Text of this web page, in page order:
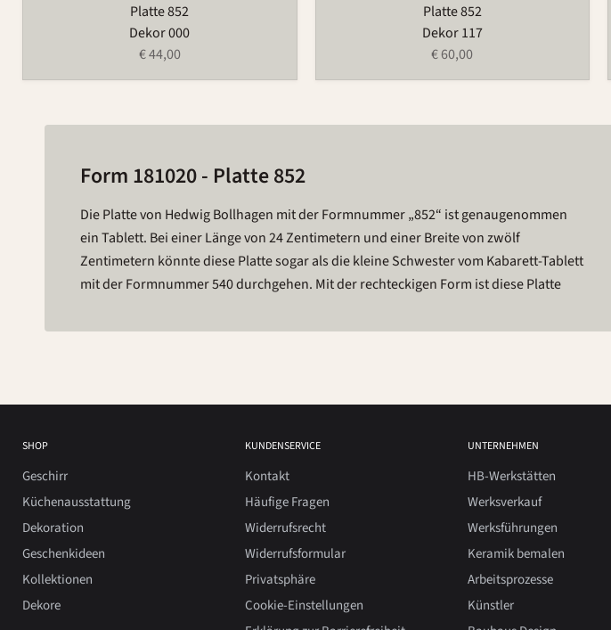
Platte 852
Dekor 000
€ 44,00
Platte 852
Dekor 117
€ 60,00
Form 181020 - Platte 852
Die Platte von Hedwig Bollhagen mit der Formnummer „852“ ist genaugenommen
ein Tablett. Bei einer Länge von 24 Zentimetern und einer Breite von zwölf
Zentimetern könnte diese Platte sogar als die kleine Schwester vom Kabarett-Tablett
mit der Formnummer 540 durchgehen. Mit der rechteckigen Form ist diese Platte
von Hedwig Bollhagen jedenfalls wie gemacht für Strudel, Braten, Knabbereien und
Co. Und eins ist sicher, wenn der Rehrücken oder die französischen Törtchen aus
Buttercreme auf der etwas mehr als zwei Zentimeter hohen und 530 Gramm
SHOP
Geschirr
Küchenausstattung
Dekoration
Geschenkideen
Kollektionen
Dekore
KUNDENSERVICE
Kontakt
Häufige Fragen
Widerrufsrecht
Widerrufsformular
Privatsphäre
Cookie-Einstellungen
UNTERNEHMEN
HB-Werkstätten
Werksverkauf
Werksführungen
Keramik bemalen
Arbeitsprozesse
Künstler